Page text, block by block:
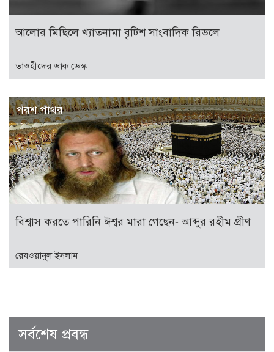
আলোর মিছিলে খ্যাতনামা বৃটিশ সাংবাদিক রিডলে
তাওহীদের ডাক ডেস্ক
পরশ পাথর
বিশ্বাস করতে পারিনি ঈশ্বর মারা গেছেন- আব্দুর রহীম গ্রীণ
রেযওয়ানুল ইসলাম
সর্বশেষ প্রবন্ধ